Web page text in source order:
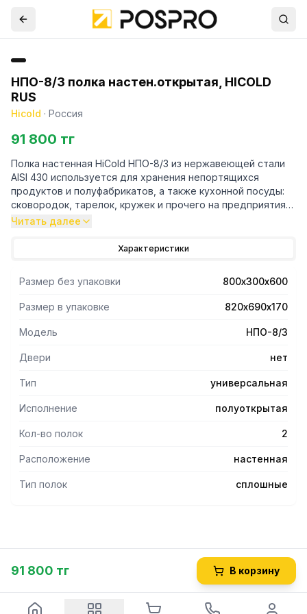
НПО-8/3 полка настен.открытая, HICOLD
RUS
Hicold · Россия
91 800 тг
Полка настенная HiCold НПО-8/3 из нержавеющей стали
AISI 430 используется для хранения непортящихся
продуктов и полуфабрикатов, а также кухонной посуды:
сковородок, тарелок, кружек и прочего на предприятиях
общественного питания. Изделие поставляется в
Читать далее
Характеристики
Размер без упаковки 800х300х600
Размер в упаковке 820х690х170
Модель НПО-8/3
Двери нет
Тип универсальная
Исполнение полуоткрытая
Кол-во полок 2
Расположение настенная
Тип полок сплошные
91 800 тг В корзину